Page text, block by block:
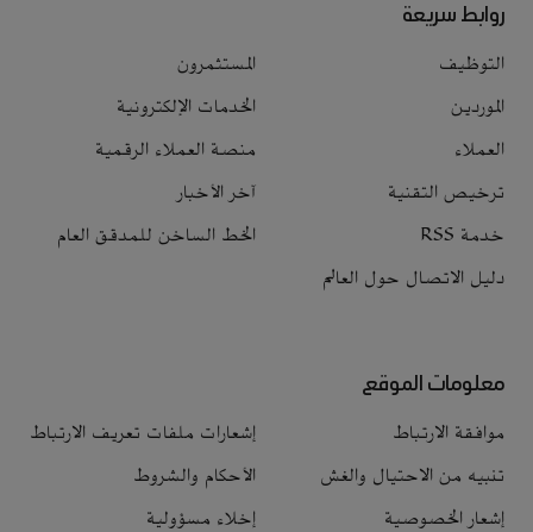
روابط سريعة
التوظيف
المستثمرون
الموردين
الخدمات الإلكترونية
العملاء
منصة العملاء الرقمية
ترخيص التقنية
آخر الأخبار
خدمة RSS
الخط الساخن للمدقق العام
دليل الاتصال حول العالم
معلومات الموقع
موافقة الارتباط
إشعارات ملفات تعريف الارتباط
تنبيه من الاحتيال والغش
الأحكام والشروط
إشعار الخصوصية
إخلاء مسؤولية